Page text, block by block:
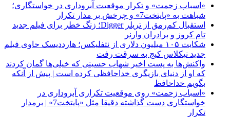
«اسباب زحمت» و تکرار موقعیت آبروداری در خواستگاری؛
شباهت به «پایتخت7» و چرخش بر مدار تکرار
استقبال کم‌رمق از تریلر Digger؛ زنگ خطر برای فیلم جدید
تام کروز و برادران وارنر
شکایت ۱۰۵ میلیون دلاری از نتفلیکس؛ هارددیسک حاوی فیلم
جدید نیکلاس کیج به سرقت رفت
واکنش‌ها به پست اخیر شهاب حسینی که خیلی‌ها گمان کردند
که او از دنیای بازیگری خداحافظی کرده است | پیش از آنکه
بگویم خداحافظ
«اسباب زحمت» روی موقعیت تکراری آبروداری در
خواستگاری دست گذاشته دقیقا مثل «پایتخت7» | برمدار
تکرار